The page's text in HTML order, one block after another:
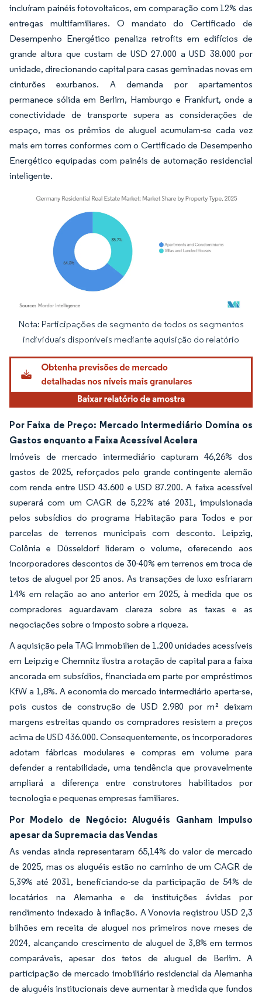
incluíram painéis fotovoltaicos, em comparação com 12% das
entregas multifamiliares. O mandato do Certificado de
Desempenho Energético penaliza retrofits em edifícios de
grande altura que custam de USD 27.000 a USD 38.000 por
unidade, direcionando capital para casas geminadas novas em
cinturões exurbanos. A demanda por apartamentos
permanece sólida em Berlim, Hamburgo e Frankfurt, onde a
conectividade de transporte supera as considerações de
espaço, mas os prêmios de aluguel acumulam-se cada vez
mais em torres conformes com o Certificado de Desempenho
Energético equipadas com painéis de automação residencial
inteligente.
Imagem © Mordor Intelligence. O reuso requer atribuição conforme CC BY 4.0.
Nota: Participações de segmento de todos os segmentos
individuais disponíveis mediante aquisição do relatório
Por Faixa de Preço: Mercado Intermediário Domina os
Gastos enquanto a Faixa Acessível Acelera
Imóveis de mercado intermediário capturam 46,26% dos
gastos de 2025, reforçados pelo grande contingente alemão
com renda entre USD 43.600 e USD 87.200. A faixa acessível
superará com um CAGR de 5,22% até 2031, impulsionada
pelos subsídios do programa Habitação para Todos e por
parcelas de terrenos municipais com desconto. Leipzig,
Colônia e Düsseldorf lideram o volume, oferecendo aos
incorporadores descontos de 30-40% em terrenos em troca de
tetos de aluguel por 25 anos. As transações de luxo esfriaram
14% em relação ao ano anterior em 2025, à medida que os
compradores aguardavam clareza sobre as taxas e as
negociações sobre o imposto sobre a riqueza.
A aquisição pela TAG Immobilien de 1.200 unidades acessíveis
em Leipzig e Chemnitz ilustra a rotação de capital para a faixa
ancorada em subsídios, financiada em parte por empréstimos
KfW a 1,8%. A economia do mercado intermediário aperta-se,
pois custos de construção de USD 2.980 por m² deixam
margens estreitas quando os compradores resistem a preços
acima de USD 436.000. Consequentemente, os incorporadores
adotam fábricas modulares e compras em volume para
defender a rentabilidade, uma tendência que provavelmente
ampliará a diferença entre construtores habilitados por
tecnologia e pequenas empresas familiares.
Por Modelo de Negócio: Aluguéis Ganham Impulso
apesar da Supremacia das Vendas
As vendas ainda representaram 65,14% do valor de mercado
de 2025, mas os aluguéis estão no caminho de um CAGR de
5,39% até 2031, beneficiando-se da participação de 54% de
locatários na Alemanha e de instituições ávidas por
rendimento indexado à inflação. A Vonovia registrou USD 2,3
bilhões em receita de aluguel nos primeiros nove meses de
2024, alcançando crescimento de aluguel de 3,8% em termos
comparáveis, apesar dos tetos de aluguel de Berlim. A
participação de mercado imobiliário residencial da Alemanha
de aluguéis institucionais deve aumentar à medida que fundos